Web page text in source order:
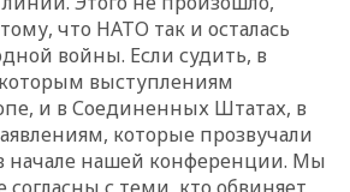
что НАТО так и осталась
войны. Если судить, в
выступлениям
и в Соединенных Штатах, в
которые прозвучали
начале нашей конференции. Мы